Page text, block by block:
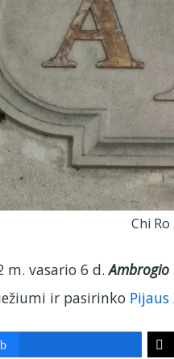
Chi
m. vasario 6 d.Ambrogio
ir pasirinko Pijaus